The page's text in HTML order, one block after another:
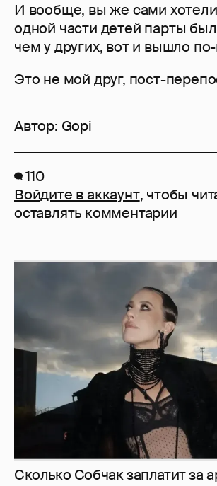
И вообще, вы же сами
одной части детей парты
чем у других, вот и вышло
Это не мой друг, пост-
Автор: Gopi
110
Войдите в аккаунт, чтобы
оставлять комментарии
Сколько Собчак заплатит за